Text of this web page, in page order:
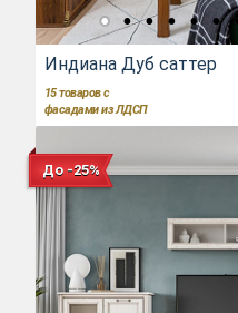
Индиана Дуб саттер
15товаров с
фасадами из ЛДСП
До -25%